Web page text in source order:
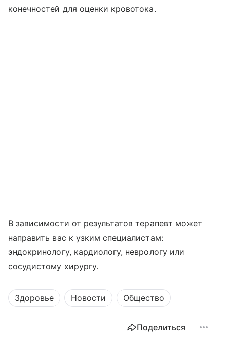
конечностей для оценки кровотока.
В зависимости от результатов терапевт может
направить вас к узким специалистам:
эндокринологу, кардиологу, неврологу или
сосудистому хирургу.
Здоровье Новости Общество
Поделиться